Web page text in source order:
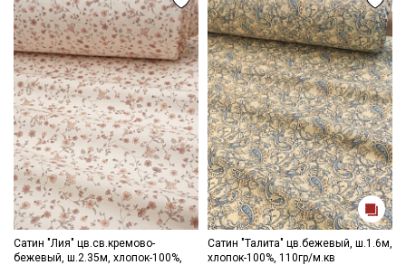
Ткань натуральная дает усадку до 10%, перед пошивом
постирайте отрез при температуре дальнейших стирок, не
выше 40C.
Уход:
- стирка до 40С, отдельно от синтетических материалов;
- запрещено использовать средства с содержанием хлора;
- сушить в подвешенном и расправленном состоянии, в
затемненном месте, не пересушивать;
- гладить, рекомендуется с паром используя умеренный
режим.
Цветопередача (тон) может отличаться от оригинального
цвета ткани в зависимости от настроек вашего монитора и в
зависимости от партии.
Сатин "Лия" цв.св.кремово-
бежевый, ш.2.35м, хлопок-100%,
Сатин "Талита" цв.бежевый, ш.1.6м,
хлопок-100%, 110гр/м.кв
Секретная рассылка от Купава
Мы публикуем здесь дополнительные
промокоды и скидки до 30% на узкие
категории тканей